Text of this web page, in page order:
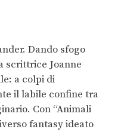
Dando sfogo
scrittrice Joanne
a colpi di
il labile confine tra
Con “Animali
fantasy ideato